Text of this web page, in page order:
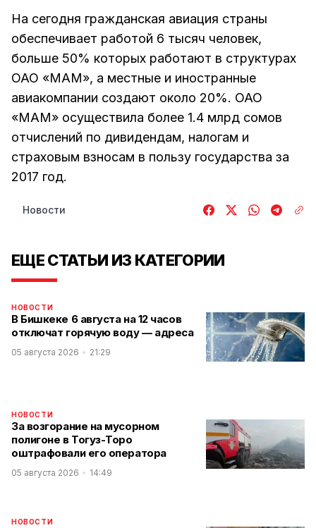
На сегодня гражданская авиация страны
обеспечивает работой 6 тысяч человек,
больше 50% которых работают в структурах
ОАО «МАМ», а местные и иностранные
авиакомпании создают около 20%. ОАО
«МАМ» осуществила более 1.4 млрд сомов
отчислений по дивидендам, налогам и
страховым взносам в пользу государства за
2017 год.
Новости
ЕЩЕ СТАТЬИ ИЗ КАТЕГОРИИ
НОВОСТИ
В Бишкеке 6 августа на 12 часов
отключат горячую воду — адреса
05 августа 2026 21:29
НОВОСТИ
За возгорание на мусорном
полигоне в Тогуз-Торо
оштрафовали его оператора
05 августа 2026 14:49
НОВОСТИ